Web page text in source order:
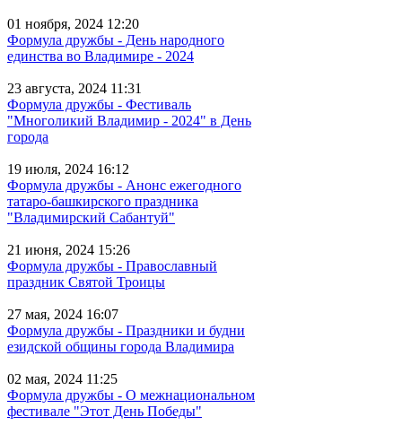
01 ноября, 2024 12:20
Формула дружбы - День народного
единства во Владимире - 2024
23 августа, 2024 11:31
Формула дружбы - Фестиваль
"Многоликий Владимир - 2024" в День
города
19 июля, 2024 16:12
Формула дружбы - Анонс ежегодного
татаро-башкирского праздника
"Владимирский Сабантуй"
21 июня, 2024 15:26
Формула дружбы - Православный
праздник Святой Троицы
27 мая, 2024 16:07
Формула дружбы - Праздники и будни
езидской общины города Владимира
02 мая, 2024 11:25
Формула дружбы - О межнациональном
фестивале "Этот День Победы"